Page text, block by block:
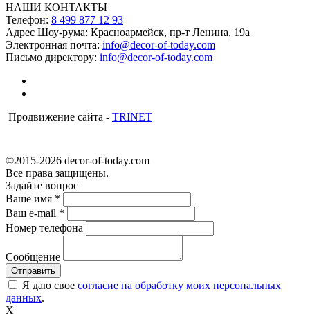
НАШИ КОНТАКТЫ
Телефон: 8 499 877 12 93
Адрес Шоу-рума: Красноармейск, пр-т Ленина, 19а
Электронная почта: info@decor-of-today.com
Письмо директору: info@decor-of-today.com
Продвижение сайта - TRINET
©2015-2026 decor-of-today.com
Все права защищены.
Задайте вопрос
Ваше имя *
Ваш e-mail *
Номер телефона
Сообщение
Я даю свое согласие на обработку моих персональных
данных.
X